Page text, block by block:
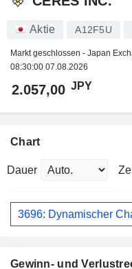
Aktie A12F5U
Markt geschlossen - Japan
08:30:00 07.08.2026
2.057,00 JPY
Chart
Dauer
3696: Dynamischer
Gewinn- und